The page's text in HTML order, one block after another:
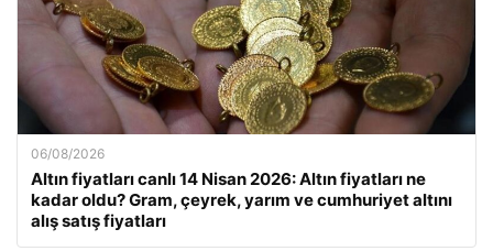
06/08/2026
Altın fiyatları canlı 14 Nisan 2026: Altın fiyatları ne
kadar oldu? Gram, çeyrek, yarım ve cumhuriyet altını
alış satış fiyatları